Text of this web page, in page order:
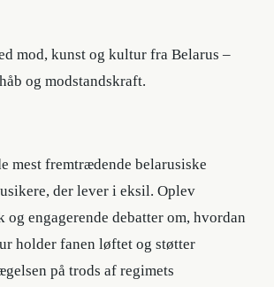
mod, kunst og kultur fra Belarus –
og modstandskraft.
mest fremtrædende belarusiske
der lever i eksil. Oplev
og engagerende debatter om, hvordan
holder fanen løftet og støtter
på trods af regimets